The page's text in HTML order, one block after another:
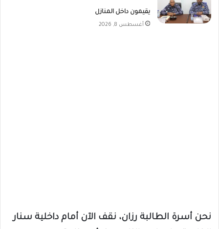
يقيمون داخل المنازل
أغسطس 8, 2026
نحن أسرة الطالبة رزان، نقف الآن أمام داخلية سنار